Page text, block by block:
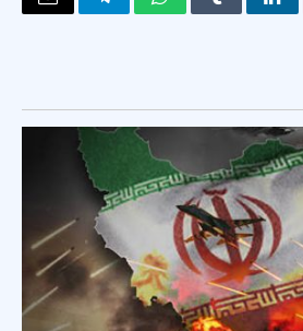
لينكدإنTumblrواتسابتيلقرامالبريد